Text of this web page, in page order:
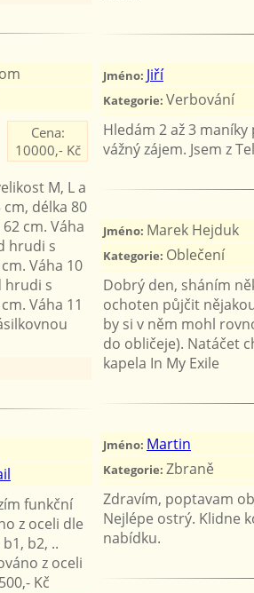
Cena:
10000,- Kč
M, L a
délka 80
cm. Váha
hrudi s
Váha 10
hrudi s
Váha 11
funkční
z oceli dle
b2, ..
z oceli
Kč
Jméno: Jiří
Kategorie: Verbování
Hledám 2 až 3
vážný zájem. Jsem z
Jméno: Marek Hejduk
Kategorie: Oblečení
Dobrý den, sháním
ochoten půjčit nějakou
by si v něm mohl
do obličeje). Natáčet
kapela In My Exile
Jméno: Martin
Kategorie: Zbraně
Zdravím, poptavam
Nejlépe ostrý. Klidne
nabídku.